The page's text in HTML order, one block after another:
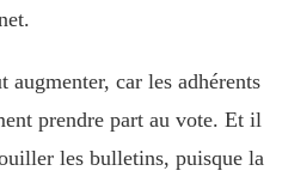
car les adhérents
prendre part au vote. Et il
les bulletins, puisque la